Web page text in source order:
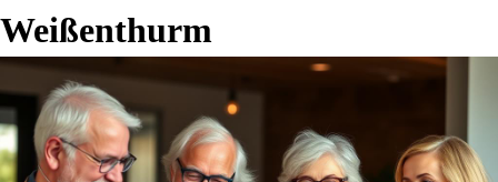
Weißenthurm